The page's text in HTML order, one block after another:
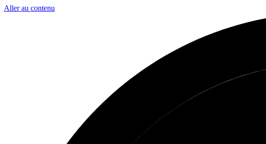
Aller au contenu